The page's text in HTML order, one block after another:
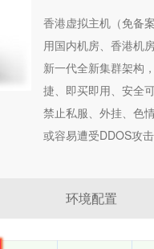
香港虚拟主机 （免
用国内机房、香港机
新一代全新集群架构
捷、即买即用、安全
禁止私服、外挂、色
或容易遭受DDOS攻
环境配置